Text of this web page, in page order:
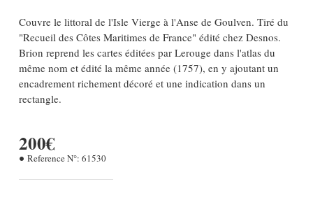
Couvre le littoral de l'Isle Vierge à l'Anse de Goulven. Tiré du
"Recueil des Côtes Maritimes de France" édité chez Desnos.
Brion reprend les cartes éditées par Lerouge dans l'atlas du
même nom et édité la même année (1757), en y ajoutant un
encadrement richement décoré et une indication dans un
rectangle.
200€
Reference N°: 61530